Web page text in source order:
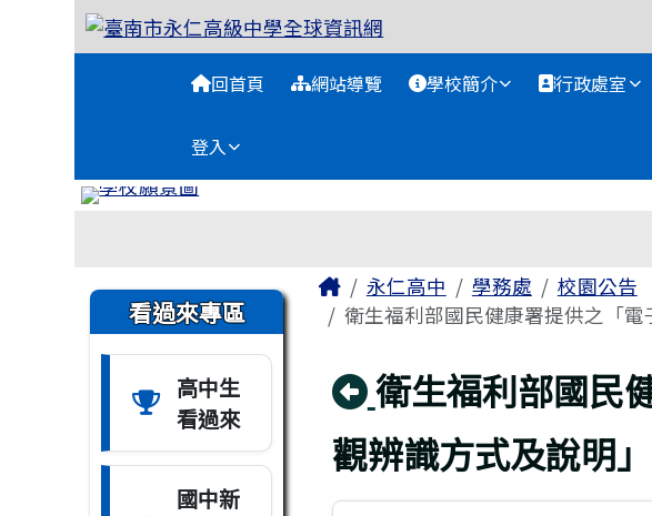
跳至主內容區
臺南市永仁高級中學全球資訊網
回首頁 網站導覽 學校簡介 行政處室
登入
左邊區域內容
看過來專區
高中生
看過來
國中新
主內容區域
Home永仁高中 學務處
校園公告
衛生福利部國民健康署提供之「
回上頁
衛生福利部國民
觀辨識方式及說明
頁尾區域